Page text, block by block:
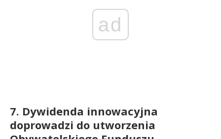
ad
7. Dywidenda innowacyjna
doprowadzi do utworzenia